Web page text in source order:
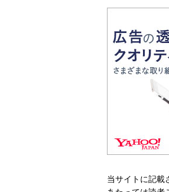
当サイトに記載